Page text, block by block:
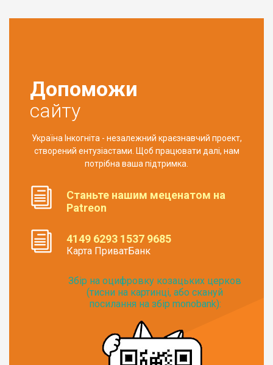
Допоможи
сайту
Україна Інкогніта - незалежний краєзнавчий проект,
створений ентузіастами. Щоб працювати далі, нам
потрібна ваша підтримка.
Станьте нашим меценатом на
Patreon
4149 6293 1537 9685
Карта ПриватБанк
Збір на оцифровку козацьких церков
(тисни на картинці, або скануй
посилання на збір monobank):